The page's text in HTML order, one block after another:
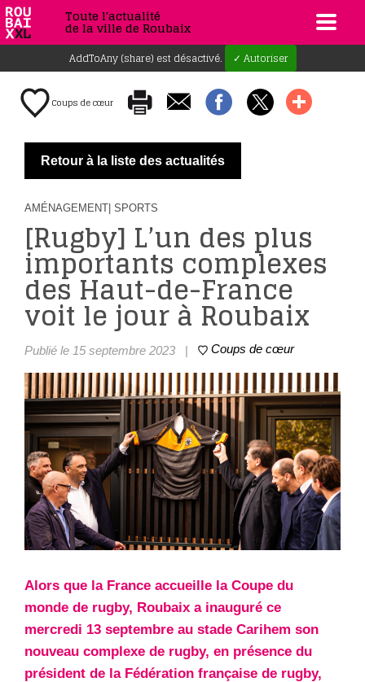
Toute l'actualité
de la ville de Roubaix
AddToAny (share) est désactivé. ✓ Autoriser
Coups de cœur
Retour à la liste des actualités
AMÉNAGEMENT | SPORTS
[Rugby] L’un des plus
importants complexes
des Haut-de-France
voit le jour à Roubaix
Publié le 15 septembre 2023 | Coups de cœur
Alors que la France accueille la Coupe du
monde de rugby, Roubaix a inauguré ce
mercredi 13 septembre au stade Carihem son
nouveau complexe de rugby, en présence du
président de la Fédération française de rugby,